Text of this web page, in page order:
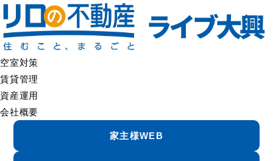
空室対策
賃貸管理
資産運用
会社概要
家主様WEB
ライブ大興の空室対策
Emptyroom Plan